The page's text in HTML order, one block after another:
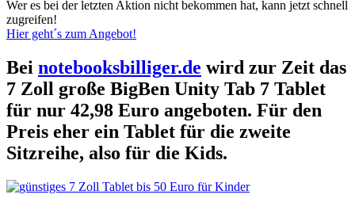
Wer es bei der letzten Aktion nicht bekommen hat, kann jetzt schnell
zugreifen!
Hier geht´s zum Angebot!
Bei notebooksbilliger.de wird zur Zeit das
7 Zoll große BigBen Unity Tab 7 Tablet
für nur 42,98 Euro angeboten. Für den
Preis eher ein Tablet für die zweite
Sitzreihe, also für die Kids.